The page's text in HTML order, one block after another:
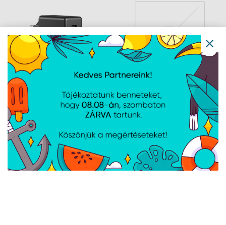
Lenovo Dual USB-C 65W
GaN Charger - Black
ÚJDONSÁG
NBT ASUS ROG 240W
DC Adapter